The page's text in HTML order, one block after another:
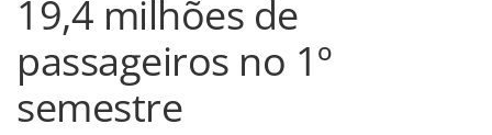
19,4 milhões de
passageiros no 1º
semestre